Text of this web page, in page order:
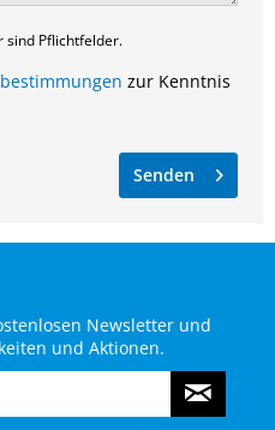
sind Pflichtfelder.
zur Kenntnis
Senden
Newsletter und
und Aktionen.